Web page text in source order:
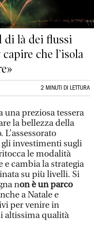
di là dei flussi
che l’isola
2 MINUTI DI LETTURA
preziosa tessera
la bellezza della
investimenti sugli
le modalità
cambia la strategia
su più livelli. Si
non è un parco
a Natale e
per venire in
altissima qualità